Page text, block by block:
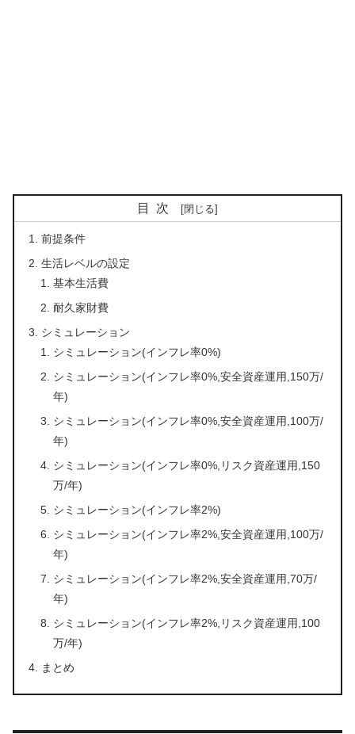
目次
前提条件
生活レベルの設定
基本生活費
耐久家財費
シミュレーション
シミュレーション(インフレ率0%)
シミュレーション(インフレ率0%,安全資産運用,150万/
年)
シミュレーション(インフレ率0%,安全資産運用,100万/
年)
シミュレーション(インフレ率0%,リスク資産運用,150
万/年)
シミュレーション(インフレ率2%)
シミュレーション(インフレ率2%,安全資産運用,100万/
年)
シミュレーション(インフレ率2%,安全資産運用,70万/
年)
シミュレーション(インフレ率2%,リスク資産運用,100
万/年)
まとめ